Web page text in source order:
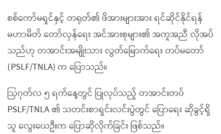
စစ်ကော်မရှင်နှင့် တရုတ်၏ ဖိအားများအား ရင်ဆိုင်နိုင်ရန်
မဟာမိတ် တော်လှန်ရေး အင်အားစုများ၏ အကူအညီ လိုအပ်
သည်ဟု တအာင်းအမျိုးသား လွတ်မြောက်ရေး တပ်မတော်
(PSLF/TNLA) က ပြောသည်။
ဩဂုတ်လ ၅ ရက်နေ့တွင် ပြုလုပ်သည့် တအာင်းတပ်
PSLF/TNLA ၏ သတင်းစာရှင်းလင်းပွဲတွင် ပြောရေး ဆိုခွင့်ရှိ
သူ လွေးယေဦးက ပြောဆိုလိုက်ခြင်း ဖြစ်သည်။